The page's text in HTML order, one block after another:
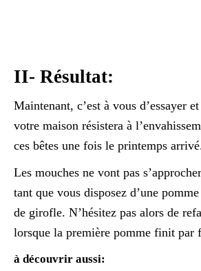
II- Résultat:
Maintenant, c’est à vous d’essayer
votre maison résistera à
ces bêtes une fois le printemps
Les mouches ne vont pas
tant que vous disposez d’une
de girofle. N’hésitez pas alors de
lorsque la première pomme finit par
à découvrir aussi: